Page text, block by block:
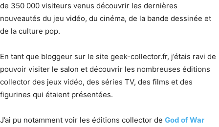
de 350 000 visiteurs venus découvrir les dernières
nouveautés du jeu vidéo, du cinéma, de la bande dessinée et
de la culture pop.
En tant que bloggeur sur le site geek-collector.fr, j’étais ravi de
pouvoir visiter le salon et découvrir les nombreuses éditions
collector des jeux vidéo, des séries TV, des films et des
figurines qui étaient présentées.
J’ai pu notamment voir les éditions collector de God of War